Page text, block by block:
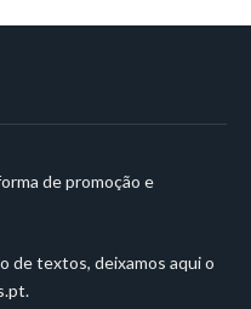
de promoção e
de textos, deixamos aqui o
.